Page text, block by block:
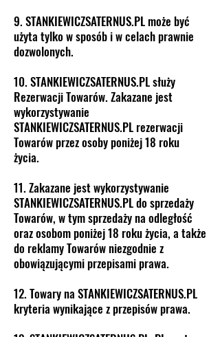
9. STANKIEWICZSATERNUS.PL może być
użyta tylko w sposób i w celach prawnie
dozwolonych.
10. STANKIEWICZSATERNUS.PL służy
Rezerwacji Towarów. Zakazane jest
wykorzystywanie
STANKIEWICZSATERNUS.PL rezerwacji
Towarów przez osoby poniżej 18 roku
życia.
11. Zakazane jest wykorzystywanie
STANKIEWICZSATERNUS.PL do sprzedaży
Towarów, w tym sprzedaży na odległość
oraz osobom poniżej 18 roku życia, a także
do reklamy Towarów niezgodnie z
obowiązującymi przepisami prawa.
12. Towary na STANKIEWICZSATERNUS.PL
kryteria wynikające z przepisów prawa.